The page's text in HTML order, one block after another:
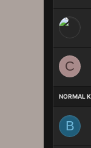
C
B